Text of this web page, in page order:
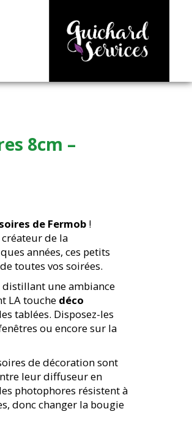
8cm –
de Fermob!
créateur de la
années, ces petits
toutes vos soirées.
distillant une ambiance
LA touche déco
tablées. Disposez-les
ou encore sur la
de décoration sont
leur diffuseur en
photophores résistent à
donc changer la bougie